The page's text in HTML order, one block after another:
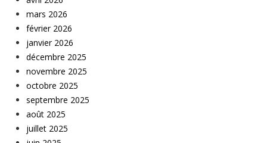
mars 2026
février 2026
janvier 2026
décembre 2025
novembre 2025
octobre 2025
septembre 2025
août 2025
juillet 2025